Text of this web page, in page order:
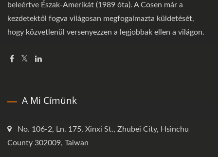
beleértve Észak-Amerikát (1989 óta). A Cosen már a
kezdetektől fogva világosan megfogalmazta küldetését,
hogy közvetlenül versenyezzen a legjobbak ellen a világon.
A Mi Címünk
No. 106-2, Ln. 175, Xinxi St., Zhubei City, Hsinchu
County 302009, Taiwan